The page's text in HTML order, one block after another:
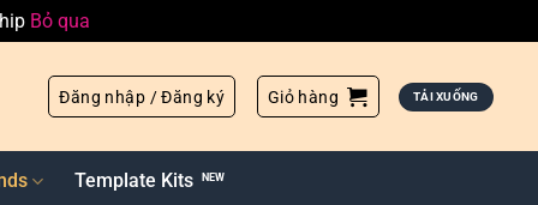
Bỏ qua
Đăng nhập / Đăng ký Giỏ hàng TẢI XUỐNG
Template Kits